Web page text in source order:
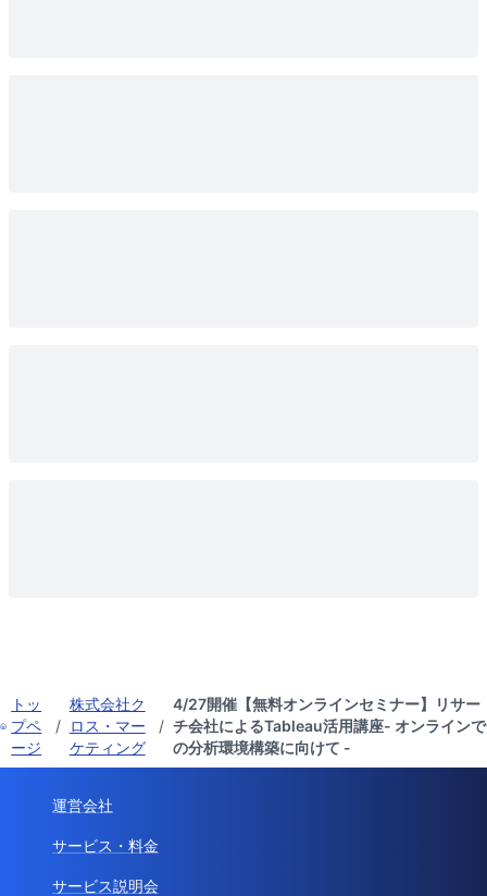
トッ
プペ
ージ
/
株式会社ク
ロス・マー
ケティング
/
4/27開催【無料オンラインセミナー】リサー
チ会社によるTableau活用講座- オンラインで
の分析環境構築に向けて -
運営会社
サービス・料金
サービス説明会